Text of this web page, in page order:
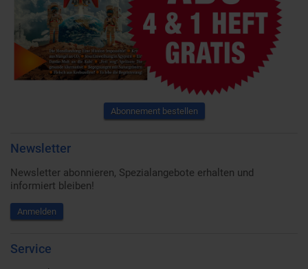
Abonnement bestellen
Newsletter
Newsletter abonnieren, Spezialangebote erhalten und
informiert bleiben!
Anmelden
Service